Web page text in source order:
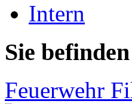
Intern
Sie
Feuerwehr